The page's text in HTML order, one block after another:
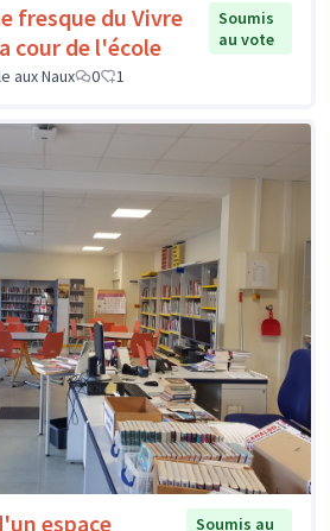
fresque du Vivre
cour de l'école
Soumis
au vote
aux Naux
0 1
espace Soumis au